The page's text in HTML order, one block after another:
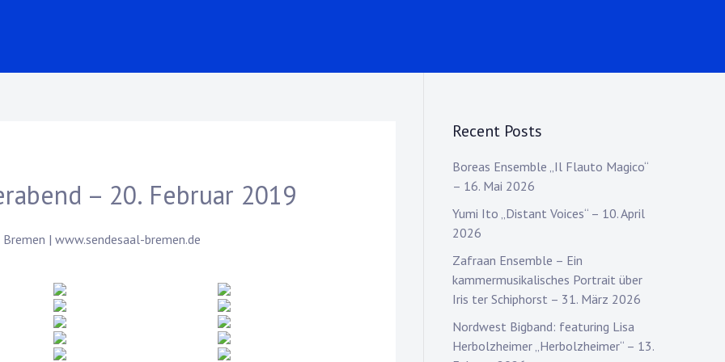
– 20. Februar 2019
| www.sendesaal-bremen.de
Recent Posts
Boreas Ensemble „Il Flauto Magico“
– 16. Mai 2026
Yumi Ito „Distant Voices“ – 10. April
2026
Zafraan Ensemble – Ein
kammermusikalisches Portrait über
Iris ter Schiphorst – 31. März 2026
Nordwest Bigband: featuring Lisa
Herbolzheimer „Herbolzheimer“ – 13.